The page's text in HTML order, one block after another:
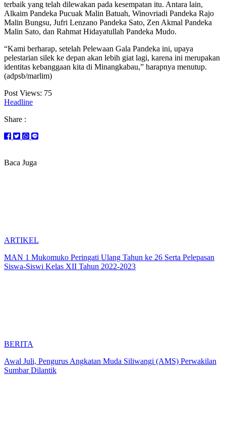
terbaik yang telah dilewakan pada kesempatan itu. Antara lain,
Alkaim Pandeka Pucuak Malin Batuah, Winovriadi Pandeka Rajo
Malin Bungsu, Jufri Lenzano Pandeka Sato, Zen Akmal Pandeka
Malin Sato, dan Rahmat Hidayatullah Pandeka Mudo.
“Kami berharap, setelah Pelewaan Gala Pandeka ini, upaya
pelestarian silek ke depan akan lebih giat lagi, karena ini merupakan
identitas kebanggaan kita di Minangkabau,” harapnya menutup.
(adpsb/marlim)
Post Views: 75
Headline
Share :
Baca Juga
ARTIKEL
MAN 1 Mukomuko Peringati Ulang Tahun ke 26 Serta Pelepasan
Siswa-Siswi Kelas XII Tahun 2022-2023
BERITA
Awal Juli, Pengurus Angkatan Muda Siliwangi (AMS) Perwakilan
Sumbar Dilantik